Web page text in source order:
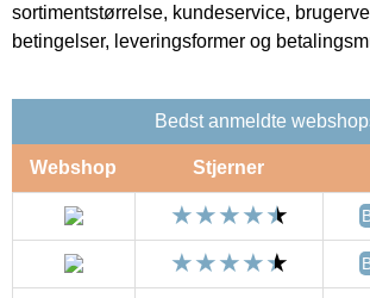
sortimentstørrelse, kundeservice,
betingelser, leveringsformer og
Bedst anmeldte
Webshop Stjerner